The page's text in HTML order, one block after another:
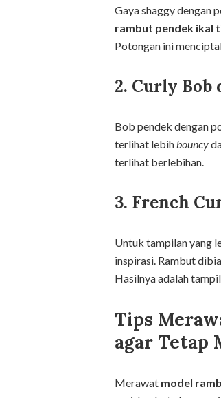
Gaya shaggy dengan
rambut pendek ikal
Potongan ini
2. Curly Bob
Bob pendek dengan
terlihat lebihbouncy
terlihat berlebihan.
3. French
Untuk tampilan yang
inspirasi. Rambut
Hasilnya adalah
Tips
agar Tetap
Merawat model